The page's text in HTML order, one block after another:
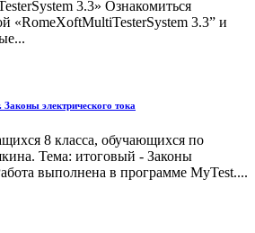
3.3» Ознакомиться
«RomeXoftMultiTesterSystem 3.3” и
электрического тока
8 класса, обучающихся по
Тема: итоговый - Законы
выполнена в программе MyTest....